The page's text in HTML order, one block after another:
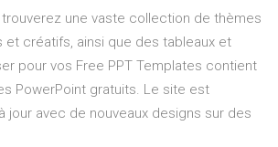
une vaste collection de thèmes
et créatifs, ainsi que des tableaux et
pour vos Free PPT Templates contient
PowerPoint gratuits. Le site est
jour avec de nouveaux designs sur des